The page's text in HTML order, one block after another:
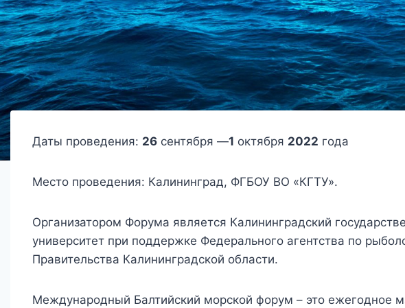
Даты проведения: 26 сентября —1 октября 2022 года
Место проведения: Калининград, ФГБОУ ВО «КГТУ».
Организатором Форума является Калининградский
университет при поддержке Федерального агентства по
Правительства Калининградской области.
Международный Балтийский морской форум – это ежегодное